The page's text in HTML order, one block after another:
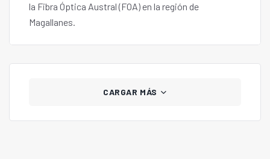
la Fibra Óptica Austral (FOA) en la región de
Magallanes.
CARGAR MÁS